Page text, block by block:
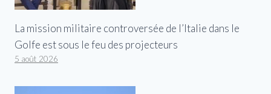
La mission militaire controversée de l’Italie dans le
Golfe est sous le feu des projecteurs
5 août 2026